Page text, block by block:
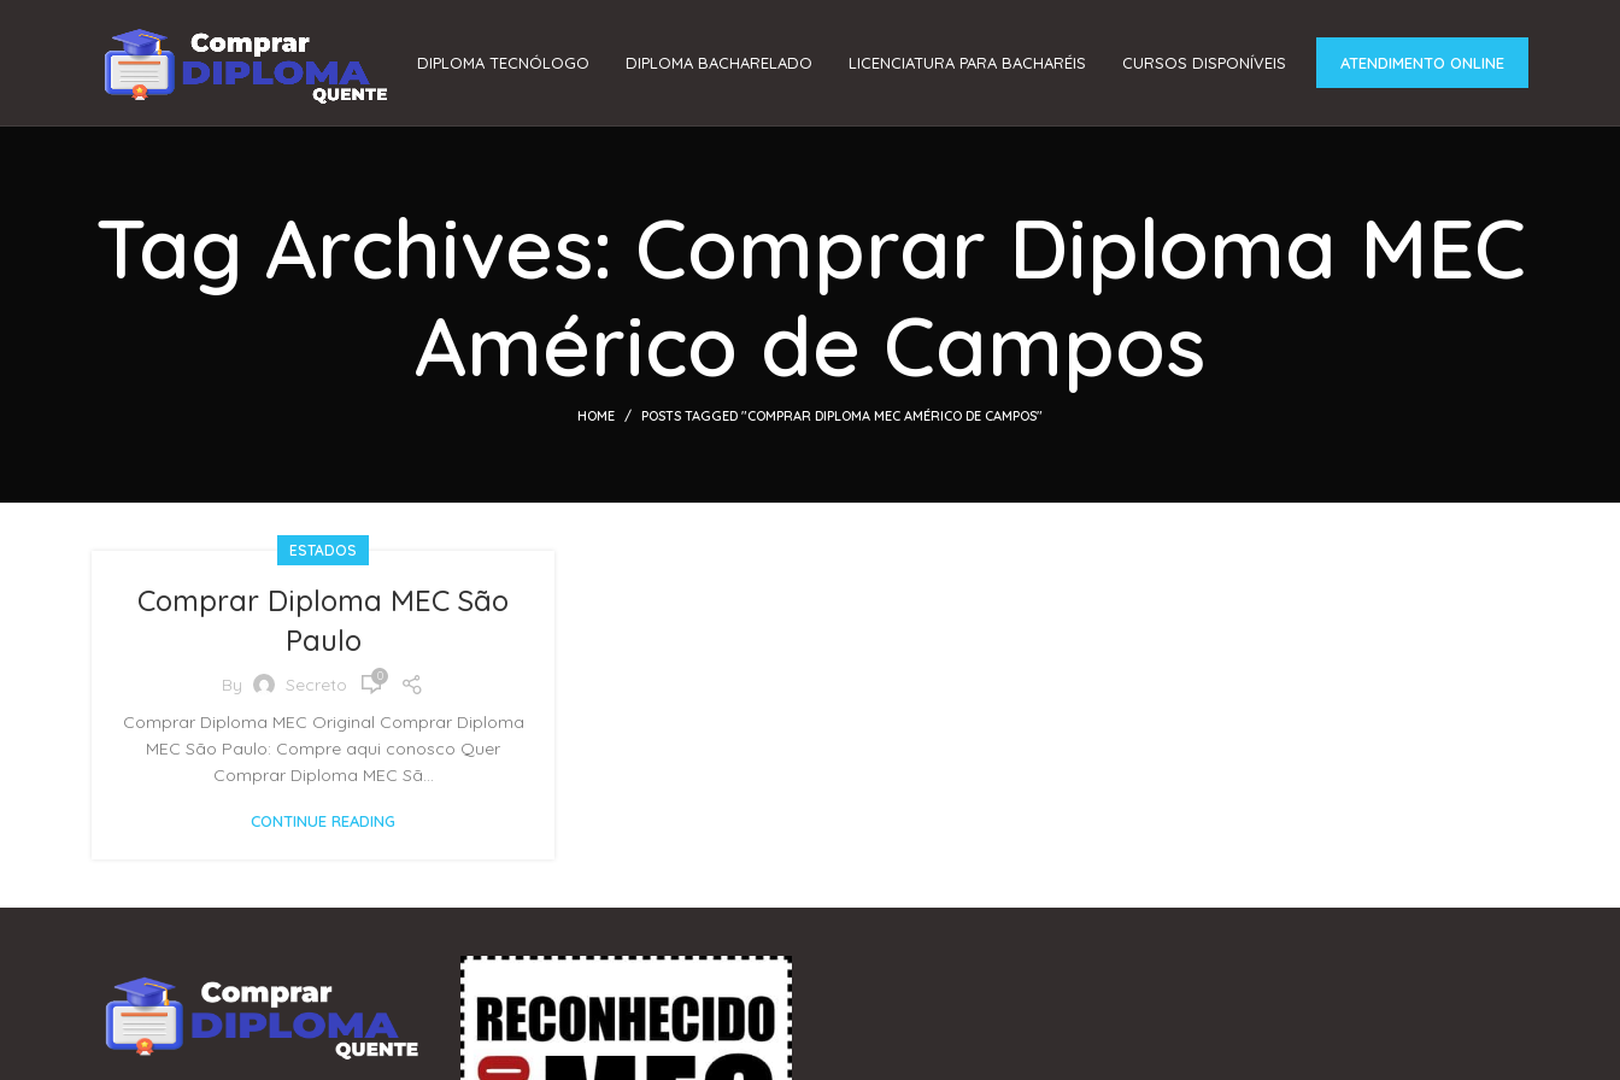
DIPLOMA TECNÓLOGO DIPLOMA BACHARELADO LICENCIATURA PARA BACHARÉIS CURSOS DISPONÍVEIS ATENDIMENTO ONLINE
Tag Archives: Comprar Diploma MEC
Américo de Campos
HOME POSTS TAGGED "COMPRAR DIPLOMA MEC AMÉRICO DE CAMPOS"
ESTADOS
Comprar Diploma MEC São
Paulo
By Secreto 0
Comprar Diploma MEC Original Comprar Diploma
MEC São Paulo: Compre aqui conosco Quer
Comprar Diploma MEC Sã...
CONTINUE READING